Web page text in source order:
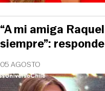
05 AGOSTO
“A mi amiga
siempre”: